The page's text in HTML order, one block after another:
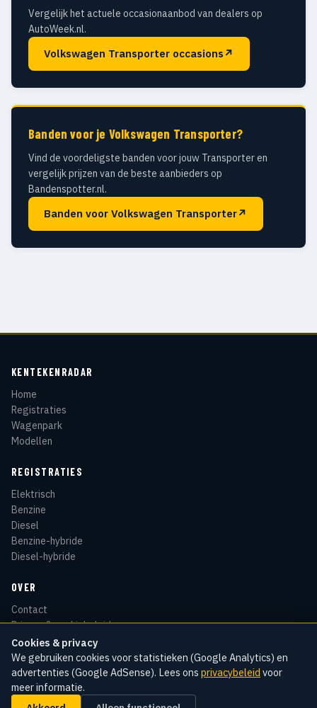
Cookies & privacy
We gebruiken cookies voor statistieken (Google Analytics) en
advertenties (Google AdSense). Lees ons privacybeleid voor
meer informatie.
Vergelijk het actuele occasionaanbod van dealers op
AutoWeek.nl.
Volkswagen Transporter occasions ↗
Banden voor je Volkswagen Transporter?
Vind de voordeligste banden voor jouw Transporter en
vergelijk prijzen van de beste aanbieders op
Bandenspotter.nl.
Banden voor Volkswagen Transporter↗
KENTEKENRADAR
Home
Registraties
Wagenpark
Modellen
REGISTRATIES
Elektrisch
Benzine
Diesel
Benzine-hybride
Diesel-hybride
OVER
Contact
Privacy & cookiebeleid
Disclaimer
Sitemap